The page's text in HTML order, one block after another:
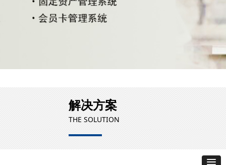
解决方案
THE SOLUTION